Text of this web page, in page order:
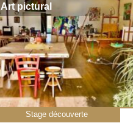
Art pictural
Stage découverte